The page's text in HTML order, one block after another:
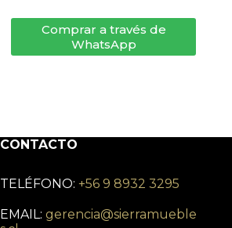
Comprar a través de
WhatsApp
CONTACTO
TELÉFONO: +56 9 8932 3295
EMAIL: gerencia@sierramueble